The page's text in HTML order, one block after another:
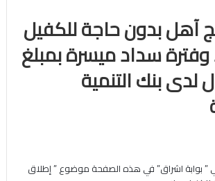
آهل بدون حاجة للكفيل
وفترة سداد ميسرة بمبلغ
لدى بنك التنمية
” بوابة اشراق” في هذه الصفحة موضوع ” إطلاق